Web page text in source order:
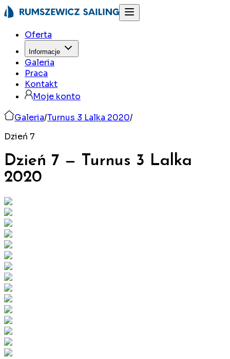
Oferta
Informacje
Galeria
Praca
Kontakt
Moje konto
Galeria/Turnus 3 Lalka 2020/
Dzień 7
Dzień 7 —
Turnus 3 Lalka
2020